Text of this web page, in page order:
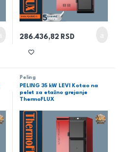
286.436,82 RSD
Peling
PELING 35 kW LEVI Kotao na
pelet za etažno grejanje
ThermoFLUX